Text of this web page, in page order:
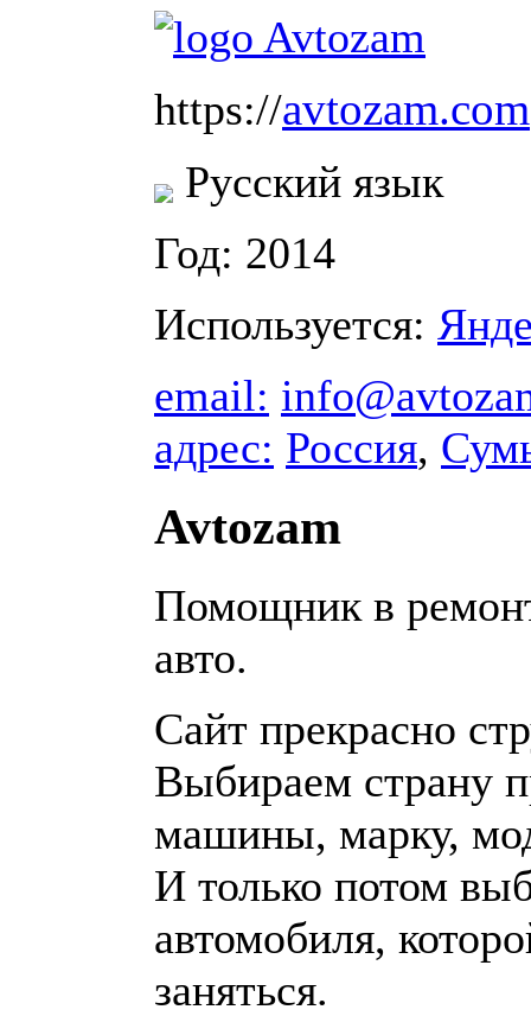
https://avtozam.com
Русский язык
Год: 2014
Используется:
email:
адрес: Россия,
Avtozam
Помощник в
авто.
Сайт прекрасно
Выбираем страну
машины, марку,
И только потом
автомобиля,
заняться.